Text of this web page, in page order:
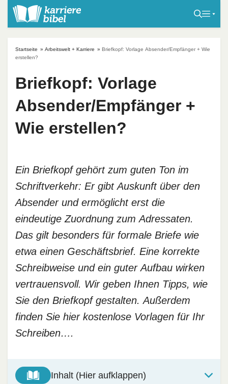
Startseite » Arbeitswelt + Karriere » Briefkopf: Vorlage Absender/Empfänger + Wie
erstellen?
Briefkopf: Vorlage
Absender/Empfänger +
Wie erstellen?
Ein Briefkopf gehört zum guten Ton im
Schriftverkehr: Er gibt Auskunft über den
Absender und ermöglicht erst die
eindeutige Zuordnung zum Adressaten.
Das gilt besonders für formale Briefe wie
etwa einen Geschäftsbrief. Eine korrekte
Schreibweise und ein guter Aufbau wirken
vertrauensvoll. Wir geben Ihnen Tipps, wie
Sie den Briefkopf gestalten. Außerdem
finden Sie hier kostenlose Vorlagen für Ihr
Schreiben….
Inhalt (Hier aufklappen)